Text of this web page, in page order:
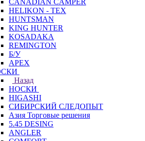
CANADIAN CAMPER
HELIKON - TEX
HUNTSMAN
KING HUNTER
KOSADAKA
REMINGTON
Б/У
APEX
Назад
НОСКИ
HIGASHI
СИБИРСКИЙ СЛЕДОПЫТ
Азия Торговые решения
5.45 DESING
ANGLER